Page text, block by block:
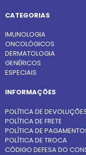
CATEGORIAS
IMUNOLOGIA
ONCOLÓGICOS
DERMATOLOGIA
GENÉRICOS
ESPECIAIS
INFORMAÇÕES
POLÍTICA DE
POLÍTICA DE FRETE
POLÍTICA DE
POLÍTICA DE TROCA
CÓDIGO DEFESA DO